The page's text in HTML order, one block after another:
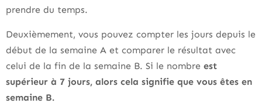
prendre du temps.
Deuxièmement, vous pouvez compter les jours depuis le
début de la semaine A et comparer le résultat avec
celui de la fin de la semaine B. Si le nombre est
supérieur à 7 jours, alors cela signifie que vous êtes en
semaine B.